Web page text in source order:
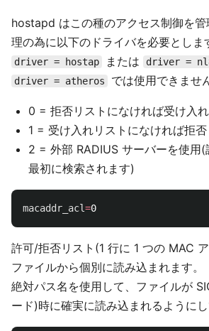
hostapd はこの種のアクセス制御を
理の為に以下のドライバを必要としま
driver = hostap または driver =
driver = atheros では使用できませ
0 = 拒否リストになければ受け入
1 = 受け入れリストになければ拒否
2 = 外部 RADIUS サーバーを使用
最初に検索されます)
macaddr_acl=
許可/拒否リスト(1 行に 1 つの MAC
ファイルから個別に読み込まれます。
絶対パス名を使用して、ファイルが
ード)時に確実に読み込まれるようにし